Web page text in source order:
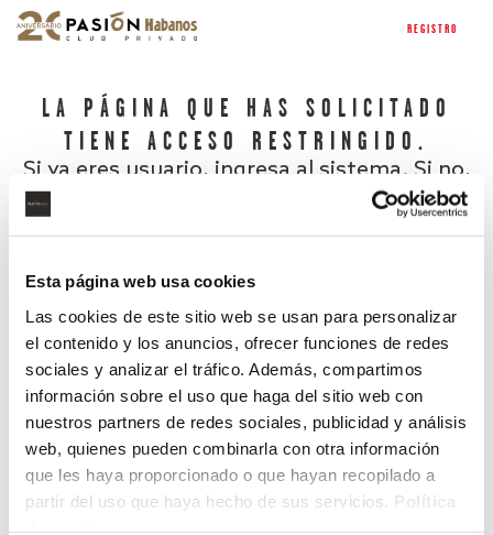
Esta página web usa cookies
Las cookies de este sitio web se usan para personalizar
el contenido y los anuncios, ofrecer funciones de redes
sociales y analizar el tráfico. Además, compartimos
información sobre el uso que haga del sitio web con
nuestros partners de redes sociales, publicidad y análisis
web, quienes pueden combinarla con otra información
que les haya proporcionado o que hayan recopilado a
partir del uso que haya hecho de sus servicios. Política
REGISTRO
LA PÁGINA QUE HAS SOLICITADO
TIENE ACCESO RESTRINGIDO.
Si ya eres usuario, ingresa al sistema. Si no,
¿Has olvidado tu contraseña?